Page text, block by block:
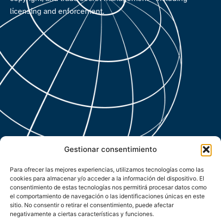
Gestionar consentimiento
Para ofrecer las mejores experiencias, utilizamos tecnologías como las
cookies para almacenar y/o acceder a la información del dispositivo. El
consentimiento de estas tecnologías nos permitirá procesar datos como
el comportamiento de navegación o las identificaciones únicas en este
sitio. No consentir o retirar el consentimiento, puede afectar
negativamente a ciertas características y funciones.
licensing and enforcement.